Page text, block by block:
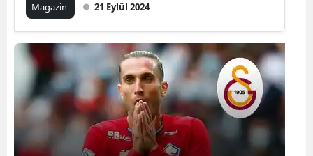
Magazin 21 Eylül 2024